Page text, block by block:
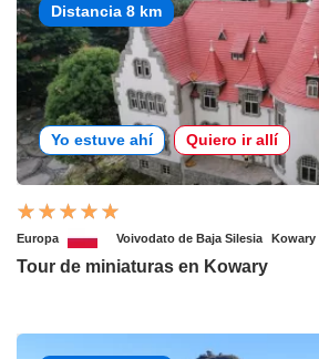
Distancia 8 km
Yo estuve ahí Quiero ir allí
Europa Voivodato de Baja Silesia Kowary
Tour de miniaturas en Kowary